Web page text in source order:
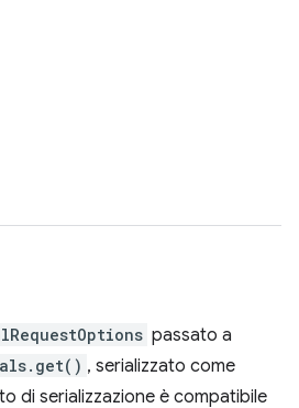
passato a
, serializzato come
di serializzazione è compatibile